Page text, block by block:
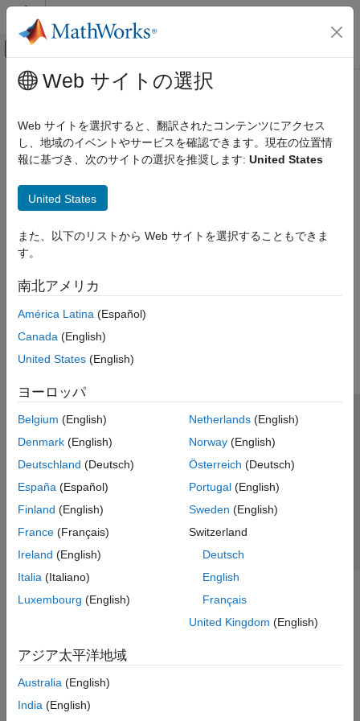
コンテンツへスキップ
オフキャンバス ナビゲーション メ
ドキュメンテーションのホーム
メインコンテンツ
Web サイトの選択
Web サイトを選択すると、翻訳されたコンテンツにアクセス
し、地域のイベントやサービスを確認できます。現在の位置情
報に基づき、次のサイトの選択を推奨します: United States
United States
また、以下のリストから Web サイトを選択することもできま
す。
南北アメリカ
América Latina (Español)
Canada (English)
United States (English)
ヨーロッパ
Belgium (English)
Denmark (English)
Deutschland (Deutsch)
España (Español)
Finland (English)
France (Français)
Ireland (English)
Italia (Italiano)
Luxembourg (English)
Netherlands(English)
Norway(English)
Österreich (Deutsch)
Portugal(English)
Sweden (English)
Switzerland
Deutsch
English
Français
United Kingdom (English)
アジア太平洋地域
Australia (English)
India (English)
トラストセンター
プライバシー ポリシー
違法コピー防止
アプリケーション ステータス
© 1994-2026 The MathWorks, Inc.